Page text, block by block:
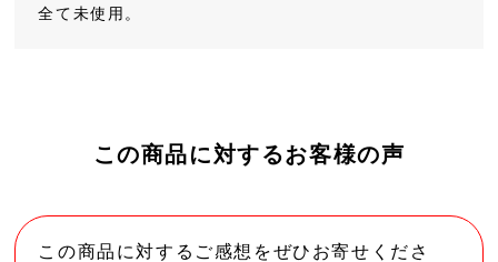
全て未使用。
この商品に対するお客様の声
この商品に対するご感想をぜひお寄せくださ